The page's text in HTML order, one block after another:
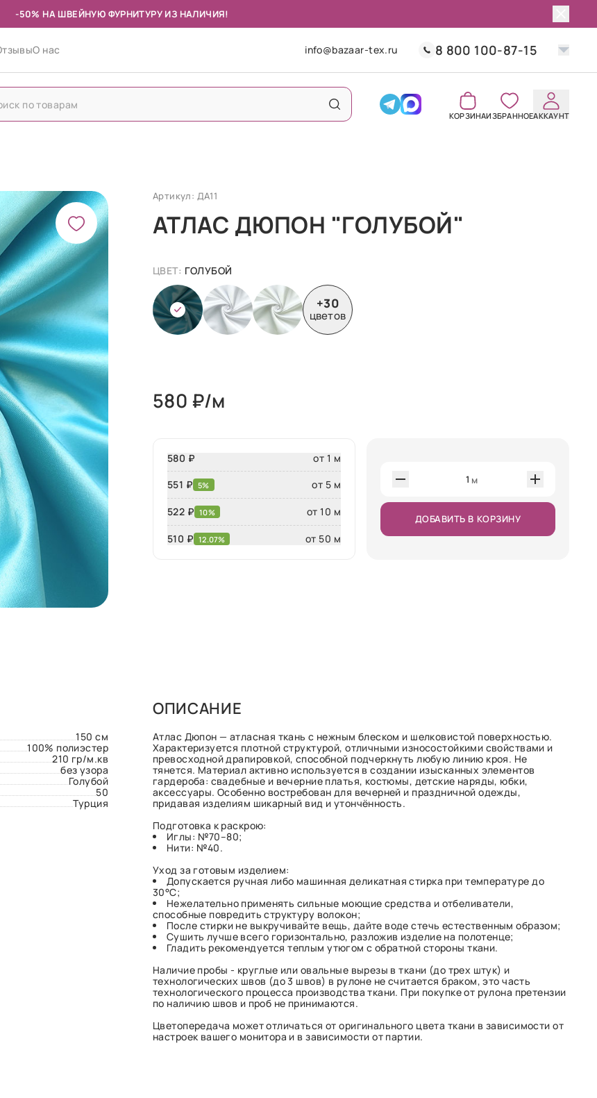
-50% НА ШВЕЙНУЮ ФУРНИТУРУ ИЗ НАЛИЧИЯ!
О нас info@bazaar-tex.ru 8 800 100-87-15
КОРЗИНАИЗБРАННОЕАККАУНТ
Артикул: ДА11
АТЛАС ДЮПОН "ГОЛУБОЙ"
ЦВЕТ: ГОЛУБОЙ
+30
цветов
580 ₽/м
580 ₽
от 1 м
551 ₽ 5% от 5 м
522 ₽ 10% от 10 м
510 ₽ 12.07% от 50 м
1 м
ДОБАВИТЬ В КОРЗИНУ
150 см
100% полиэстер
210 гр/м.кв
без узора
Голубой
50
Турция
ОПИСАНИЕ
Атлас Дюпон — атласная ткань с нежным блеском и шелковистой поверхностью.
Характеризуется плотной структурой, отличными износостойкими свойствами и
превосходной драпировкой, способной подчеркнуть любую линию кроя. Не
тянется. Материал активно используется в создании изысканных элементов
гардероба: свадебные и вечерние платья, костюмы, детские наряды, юбки,
аксессуары. Особенно востребован для вечерней и праздничной одежды,
придавая изделиям шикарный вид и утончённость.
Подготовка к раскрою:
Иглы: №70–80;
Нити: №40.
Уход за готовым изделием:
Допускается ручная либо машинная деликатная стирка при температуре до
30°С;
Нежелательно применять сильные моющие средства и отбеливатели,
способные повредить структуру волокон;
После стирки не выкручивайте вещь, дайте воде стечь естественным образом;
Сушить лучше всего горизонтально, разложив изделие на полотенце;
Гладить рекомендуется теплым утюгом с обратной стороны ткани.
Наличие пробы - круглые или овальные вырезы в ткани (до трех штук) и
технологических швов (до 3 швов) в рулоне не считается браком, это часть
технологического процесса производства ткани. При покупке от рулона претензии
по наличию швов и проб не принимаются.
Цветопередача может отличаться от оригинального цвета ткани в зависимости от
настроек вашего монитора и в зависимости от партии.